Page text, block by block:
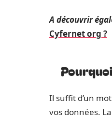
A découvrir
Cyfernet org ?
Il suffit d’un
vos données.